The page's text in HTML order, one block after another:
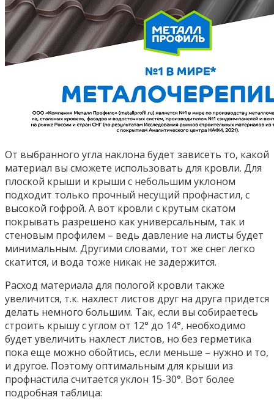
От выбранного угла наклона будет зависеть то, какой
материал вы сможете использовать для кровли. Для
плоской крыши и крыши с небольшим уклоном
подходит только прочный несущий профнастил, с
высокой гофрой. А вот кровли с крутым скатом
покрывать разрешено как универсальным, так и
стеновым профилем – ведь давление на листы будет
минимальным. Другими словами, тот же снег легко
скатится, и вода тоже никак не задержится.
Расход материала для пологой кровли также
увеличится, т.к. нахлест листов друг на друга придется
делать немного большим. Так, если вы собираетесь
строить крышу с углом от 12° до 14°, необходимо
будет увеличить нахлест листов, но без герметика
пока еще можно обойтись, если меньше – нужно и то,
и другое. Поэтому оптимальным для крыши из
профнастила считается уклон 15-30°. Вот более
подробная таблица: